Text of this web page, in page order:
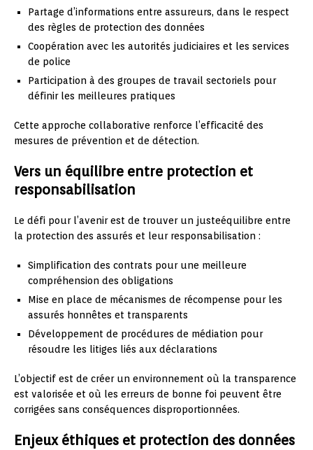
Partage d’informations entre assureurs, dans le respect
des règles de protection des données
Coopération avec les autorités judiciaires et les services
de police
Participation à des groupes de travail sectoriels pour
définir les meilleures pratiques
Cette approche collaborative renforce l’efficacité des
mesures de prévention et de détection.
Vers un équilibre entre protection et
responsabilisation
Le défi pour l’avenir est de trouver un justeéquilibre entre
la protection des assurés et leur responsabilisation :
Simplification des contrats pour une meilleure
compréhension des obligations
Mise en place de mécanismes de récompense pour les
assurés honnêtes et transparents
Développement de procédures de médiation pour
résoudre les litiges liés aux déclarations
L’objectif est de créer un environnement où la transparence
est valorisée et où les erreurs de bonne foi peuvent être
corrigées sans conséquences disproportionnées.
Enjeux éthiques et protection des données